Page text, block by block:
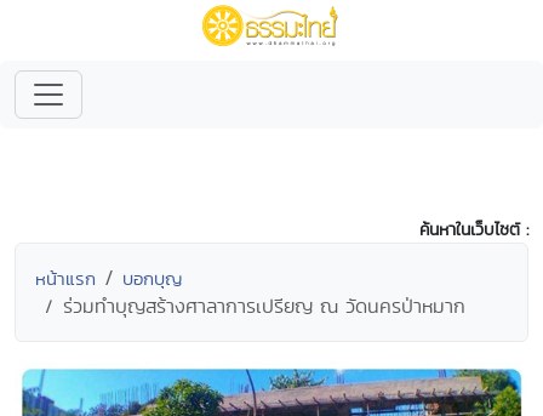
ค้นหาในเว็บไซต์ :
หน้าแรก บอกบุญ
ร่วมทำบุญสร้างศาลาการเปรียญ ณ วัดนครป่าหมาก